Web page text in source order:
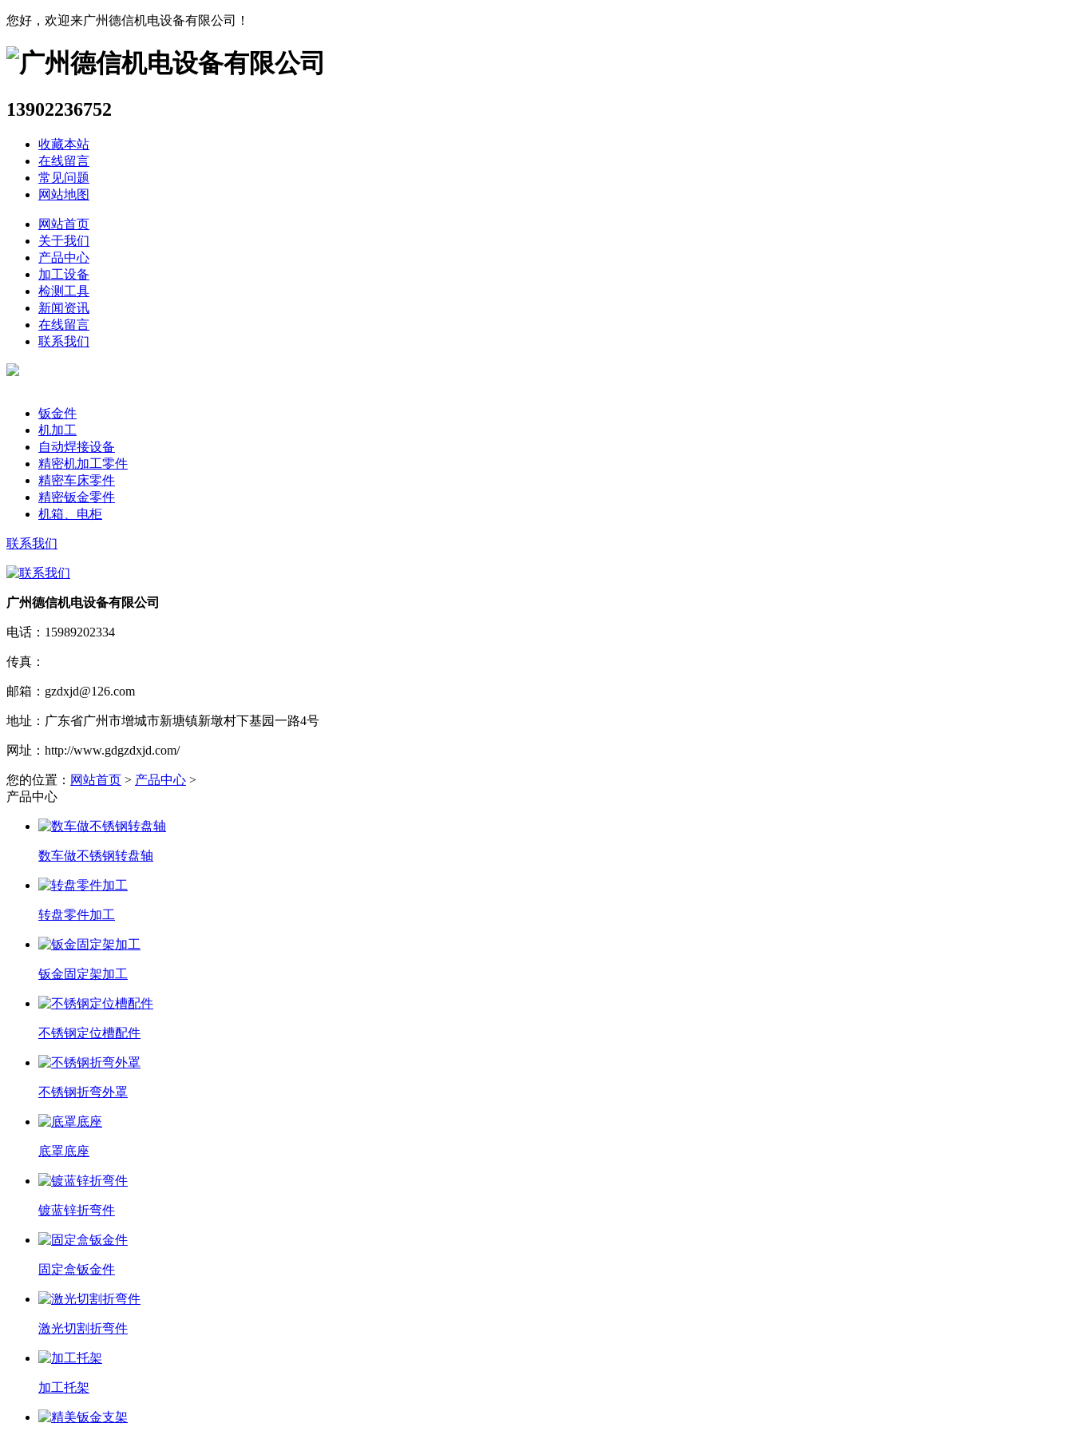
您好，欢迎来广州德信机电设备有限公司！
13902236752
收藏本站
在线留言
常见问题
网站地图
网站首页
关于我们
产品中心
加工设备
检测工具
新闻资讯
在线留言
联系我们
钣金件
机加工
自动焊接设备
精密机加工零件
精密车床零件
精密钣金零件
机箱、电柜
联系我们
广州德信机电设备有限公司
电话： 15989202334
传真：
邮箱： gzdxjd@126.com
地址： 广东省广州市增城市新塘镇新墩村下基园一路4号
网址： http://www.gdgzdxjd.com/
您的位置： 网站首页 > 产品中心 >
产品中心
数车做不锈钢转盘轴
转盘零件加工
钣金固定架加工
不锈钢定位槽配件
不锈钢折弯外罩
底罩底座
镀蓝锌折弯件
固定盒钣金件
激光切割折弯件
加工托架